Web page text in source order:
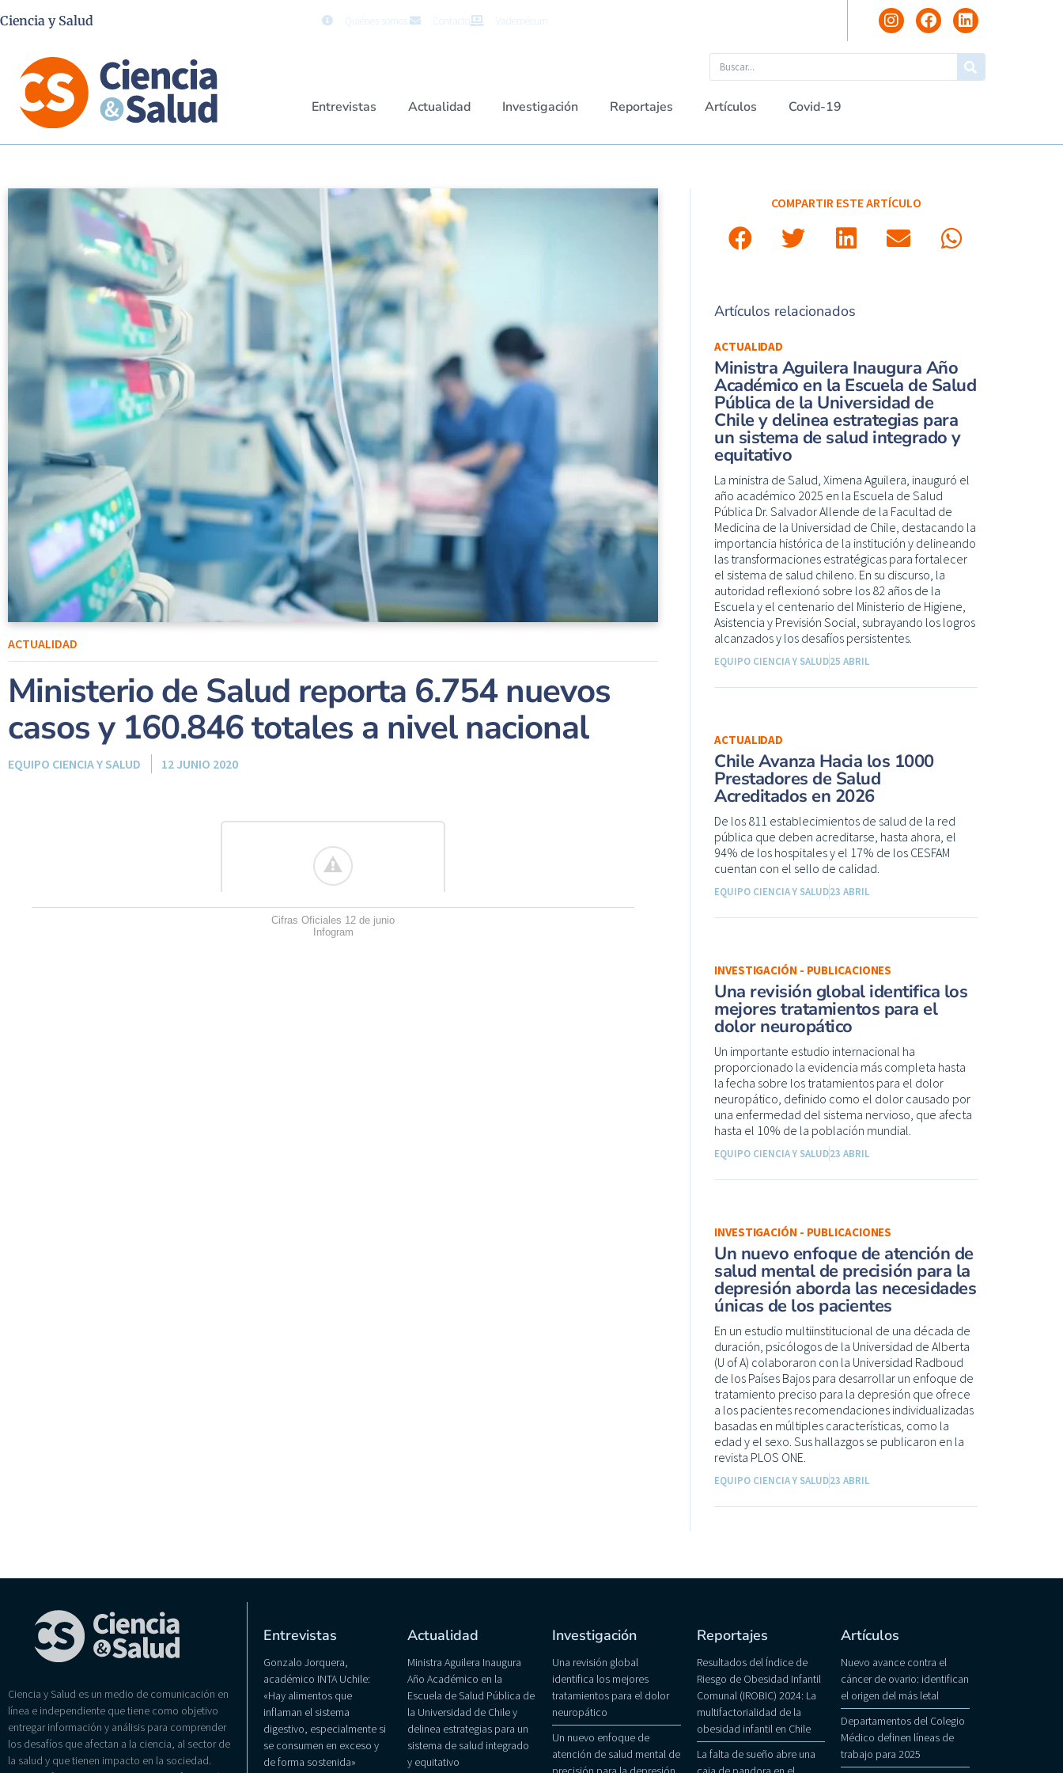
Ciencia y Salud Quiénes somos Contacto Vademécum
Entrevistas Actualidad Investigación Reportajes Artículos Covid-19
ACTUALIDAD
Ministerio de Salud reporta 6.754 nuevos
casos y 160.846 totales a nivel nacional
EQUIPO CIENCIA Y SALUD 12 JUNIO 2020
Cifras Oficiales 12 de junio
Infogram
COMPARTIR ESTE ARTÍCULO
Artículos relacionados
ACTUALIDAD
Ministra Aguilera Inaugura Año
Académico en la Escuela de Salud
Pública de la Universidad de
Chile y delinea estrategias para
un sistema de salud integrado y
equitativo
La ministra de Salud, Ximena Aguilera, inauguró el
año académico 2025 en la Escuela de Salud
Pública Dr. Salvador Allende de la Facultad de
Medicina de la Universidad de Chile, destacando la
importancia histórica de la institución y delineando
las transformaciones estratégicas para fortalecer
el sistema de salud chileno. En su discurso, la
autoridad reflexionó sobre los 82 años de la
Escuela y el centenario del Ministerio de Higiene,
Asistencia y Previsión Social, subrayando los logros
alcanzados y los desafíos persistentes.
EQUIPO CIENCIA Y SALUD25 ABRIL
ACTUALIDAD
Chile Avanza Hacia los 1000
Prestadores de Salud
Acreditados en 2026
De los 811 establecimientos de salud de la red
pública que deben acreditarse, hasta ahora, el
94% de los hospitales y el 17% de los CESFAM
cuentan con el sello de calidad.
EQUIPO CIENCIA Y SALUD23 ABRIL
INVESTIGACIÓN - PUBLICACIONES
Una revisión global identifica los
mejores tratamientos para el
dolor neuropático
Un importante estudio internacional ha
proporcionado la evidencia más completa hasta
la fecha sobre los tratamientos para el dolor
neuropático, definido como el dolor causado por
una enfermedad del sistema nervioso, que afecta
hasta el 10% de la población mundial.
EQUIPO CIENCIA Y SALUD23 ABRIL
INVESTIGACIÓN - PUBLICACIONES
Un nuevo enfoque de atención de
salud mental de precisión para la
depresión aborda las necesidades
únicas de los pacientes
En un estudio multiinstitucional de una década de
duración, psicólogos de la Universidad de Alberta
(U of A) colaboraron con la Universidad Radboud
de los Países Bajos para desarrollar un enfoque de
tratamiento preciso para la depresión que ofrece
a los pacientes recomendaciones individualizadas
basadas en múltiples características, como la
edad y el sexo. Sus hallazgos se publicaron en la
revista PLOS ONE.
EQUIPO CIENCIA Y SALUD23 ABRIL
Ciencia y Salud es un medio de comunicación en
línea e independiente que tiene como objetivo
entregar información y análisis para comprender
los desafíos que afectan a la ciencia, al sector de
la salud y que tienen impacto en la sociedad.
Entrevistas
Gonzalo Jorquera,
académico INTA Uchile:
«Hay alimentos que
inflaman el sistema
digestivo, especialmente si
se consumen en exceso y
de forma sostenida»
Actualidad
Ministra Aguilera Inaugura
Año Académico en la
Escuela de Salud Pública de
la Universidad de Chile y
delinea estrategias para un
sistema de salud integrado
y equitativo
Investigación
Una revisión global
identifica los mejores
tratamientos para el dolor
neuropático
Un nuevo enfoque de
atención de salud mental de
Reportajes
Resultados del Índice de
Riesgo de Obesidad Infantil
Comunal (IROBIC) 2024: La
multifactorialidad de la
obesidad infantil en Chile
La falta de sueño abre una
Artículos
Nuevo avance contra el
cáncer de ovario: identifican
el origen del más letal
Departamentos del Colegio
Médico definen líneas de
trabajo para 2025